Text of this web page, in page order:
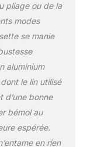
pliage ou de la
modes
se manie
aluminium
le lin utilisé
d’une bonne
bémol au
espérée.
en rien